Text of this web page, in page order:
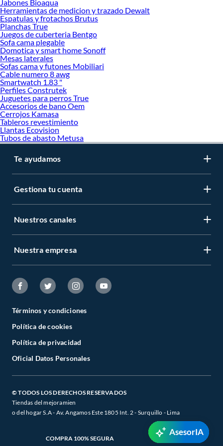
Jabones Bioaqua
Herramientas de medicion y trazado Dewalt
Espatulas y frotachos Brutus
Planchas True
Juegos de cuberteria Bentgo
Sofa cama plegable
Domotica y smart home Sonoff
Mesas laterales
Sofas cama y futones Mobiliari
Cable numero 8 awg
Smartwatch 1.83 "
Perfiles Construtek
Juguetes para perros True
Accesorios de bano Oem
Cerrojos Kamasa
Tableros revestimiento
Llantas Ecovision
Tubos de abasto Metusa
Te ayudamos
Gestiona tu cuenta
Nuestros canales
Nuestra empresa
Términos y condiciones
Política de cookies
Política de privacidad
Oficial Datos Personales
© TODOS LOS DERECHOS RESERVADOS
Tiendas del mejoramien
o del hogar S.A - Av. Angamos Este 1805 Int. 2 - Surquillo - Lima
COMPRA 100% SEGURA
AsesorIA